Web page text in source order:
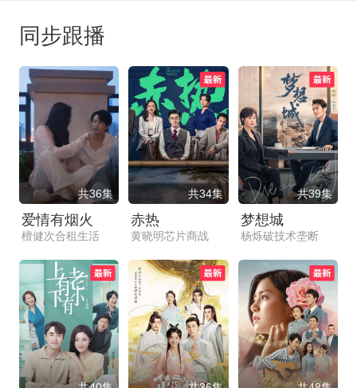
同步跟播
共36集
爱情有烟火
檀健次合租生活
共34集
赤热
黄晓明芯片商战
共39集
梦想城
杨烁破技术垄断